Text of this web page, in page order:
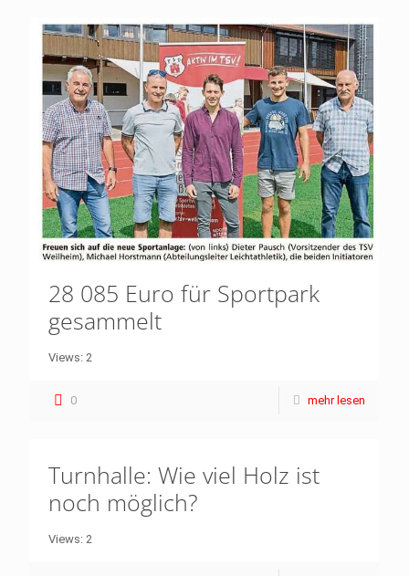
28 085 Euro für Sportpark
gesammelt
Views: 2
0 mehr lesen
Turnhalle: Wie viel Holz ist
noch möglich?
Views: 2